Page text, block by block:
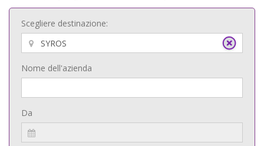
Scegliere destinazione:
Nome dell'azienda
Da